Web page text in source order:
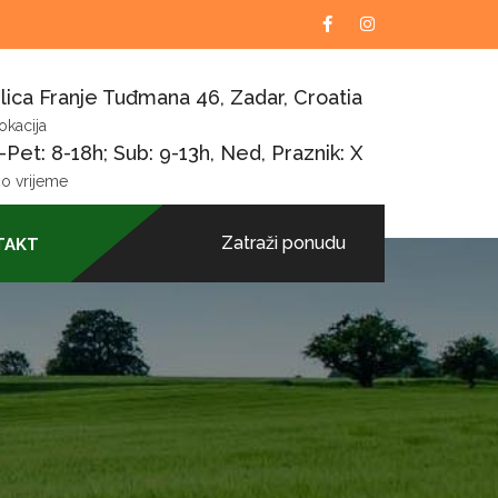
Franje Tuđmana 46, Zadar, Croatia
Pet: 8-18h; Sub: 9-13h, Ned, Praznik: X
vrijeme
Zatraži ponudu